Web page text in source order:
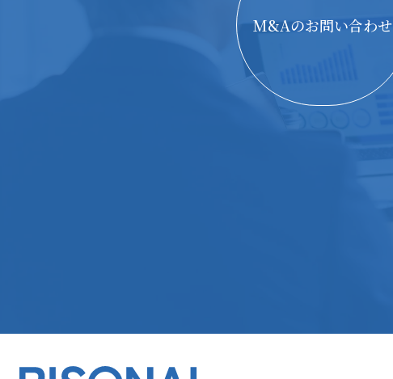
M&Aのお問い合わせ